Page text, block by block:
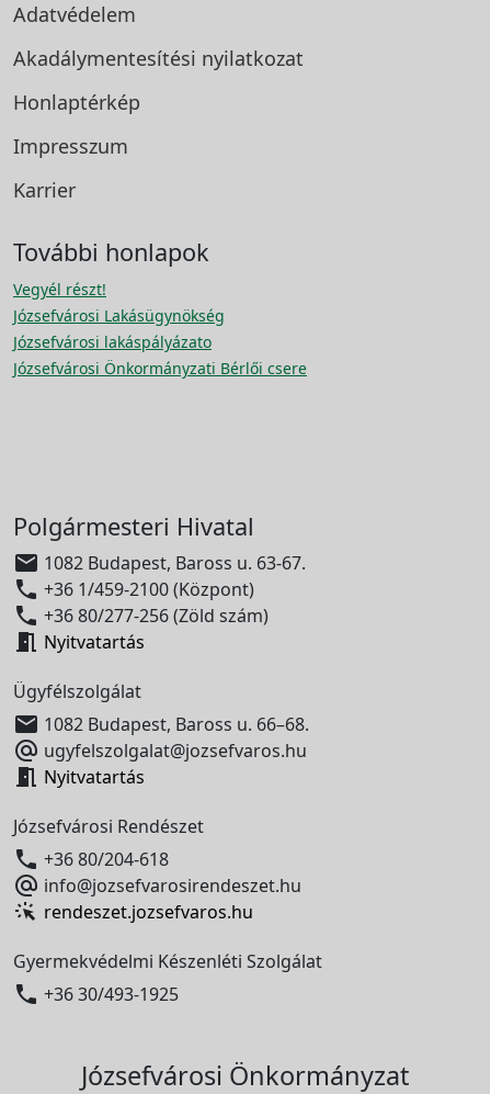
Adatvédelem
Akadálymentesítési nyilatkozat
Honlaptérkép
Impresszum
Karrier
További honlapok
Vegyél részt!
Józsefvárosi Lakásügynökség
Józsefvárosi lakáspályázato
Józsefvárosi Önkormányzati Bérlői csere
Polgármesteri Hivatal
 1082 Budapest, Baross u. 63-67.
 +36 1/459-2100 (Központ)
 +36 80/277-256 (Zöld szám)
 Nyitvatartás
Ügyfélszolgálat
 1082 Budapest, Baross u. 66–68.
 ugyfelszolgalat@jozsefvaros.hu
 Nyitvatartás
Józsefvárosi Rendészet
 +36 80/204-618
 info@jozsefvarosirendeszet.hu
rendeszet.jozsefvaros.hu
Gyermekvédelmi Készenléti Szolgálat
 +36 30/493-1925
Józsefvárosi Önkormányzat